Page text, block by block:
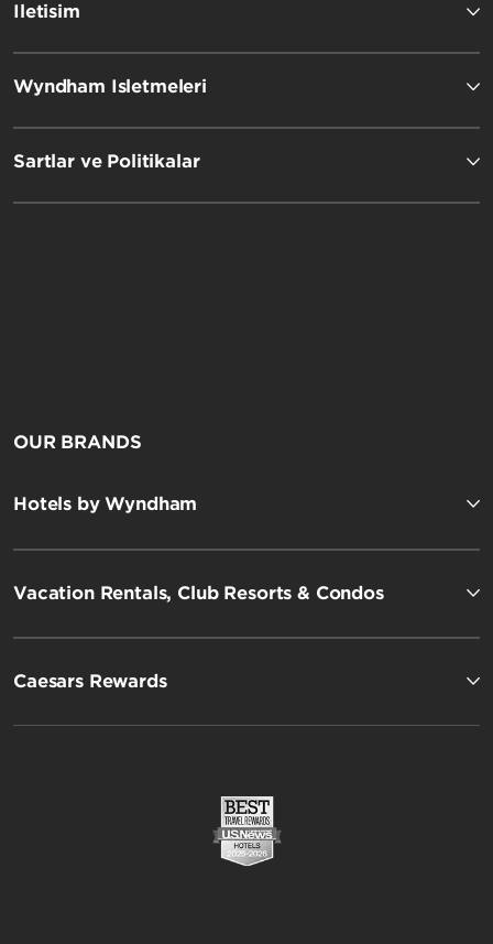
İletişim
Wyndham İşletmeleri
Şartlar ve Politikalar
OUR BRANDS
Hotels by Wyndham
Vacation Rentals, Club Resorts & Condos
Caesars Rewards